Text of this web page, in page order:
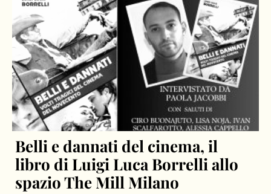
Belli e dannati del cinema, il
libro di Luigi Luca Borrelli allo
spazio The Mill Milano